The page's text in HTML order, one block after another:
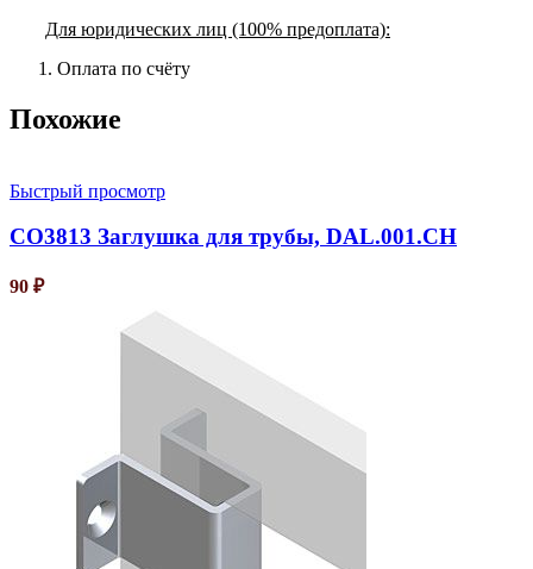
Для юридических лиц (100% предоплата):
Оплата по счёту
Похожие
Быстрый просмотр
CO3813 Заглушка для трубы, DAL.001.CH
90 ₽